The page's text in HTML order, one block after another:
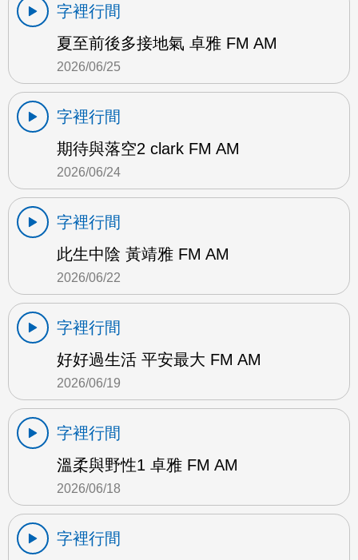
字裡行間
夏至前後多接地氣 卓雅 FM AM
2026/06/25
字裡行間
期待與落空2 clark FM AM
2026/06/24
字裡行間
此生中陰 黃靖雅 FM AM
2026/06/22
字裡行間
好好過生活 平安最大 FM AM
2026/06/19
字裡行間
溫柔與野性1 卓雅 FM AM
2026/06/18
字裡行間